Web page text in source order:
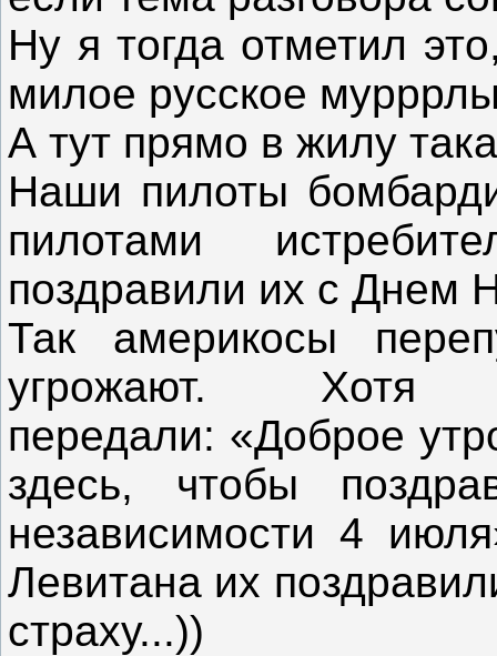
Ну я тогда отметил
милое русское
А тут прямо в жилу
Наши пилоты
пилотами
поздравили их с Днем
Так америкосы
угрожают.
передали: «Доброе
здесь, чтобы
независимости 4
Левитана их
страху...))